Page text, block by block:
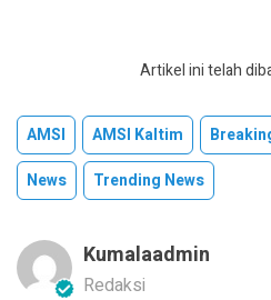
Artikel ini telah
AMSI AMSI Kaltim
News
Trending News
Kumalaadmin
Redaksi